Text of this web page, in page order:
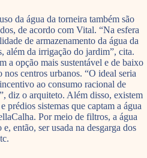
da água da torneira também são
de acordo com Vital. “Na esfera
de armazenamento da água da
além da irrigação do jardim”, cita.
a opção mais sustentável e de baixo
nos centros urbanos. “O ideal seria
ao consumo racional de
diz o arquiteto. Além disso, existem
prédios sistemas que captam a água
Por meio de filtros, a água
então, ser usada na desgarga dos